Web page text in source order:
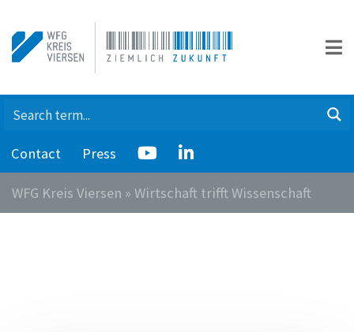
Contact Press
WFG Kreis Viersen » Wirtschaft trifft Wissenschaft